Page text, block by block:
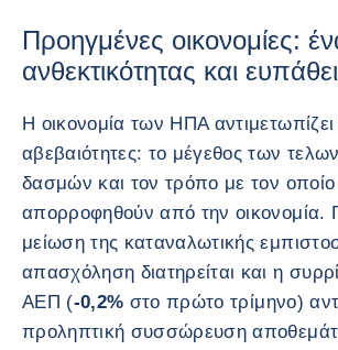
Προηγμένες οικονομίες:
ανθεκτικότητας και
Η οικονομία των ΗΠΑ
αβεβαιότητες: το μέγεθος των
δασμών και τον τρόπο με τον
απορροφηθούν από την οικονομία.
μείωση της καταναλωτικής
απασχόληση διατηρείται και η
ΑΕΠ (-0,2% στο πρώτο τρίμηνο)
προληπτική συσσώρευση